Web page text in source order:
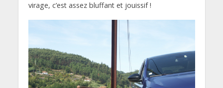
virage, c’est assez bluffant et jouissif !